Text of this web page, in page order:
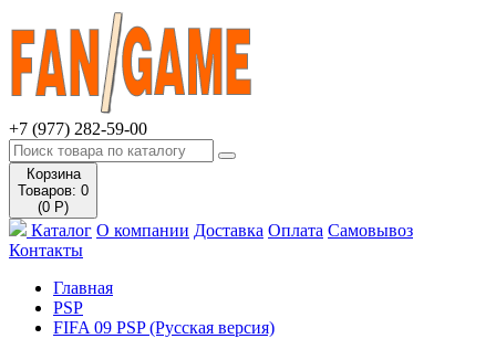
+7 (977) 282-59-00
Корзина
Товаров: 0
(0 Р)
Каталог О компании Доставка Оплата Самовывоз
Контакты
Главная
PSP
FIFA 09 PSP (Русская версия)